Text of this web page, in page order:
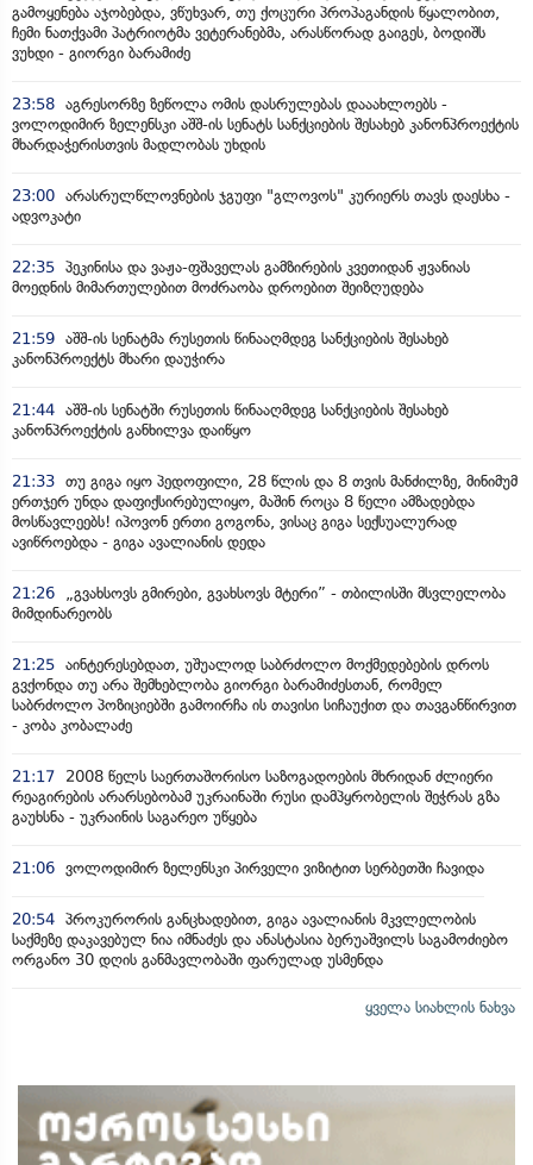
გამოყენება აჯობებდა, ვწუხვარ, თუ ქოცური პროპაგანდის წყალობით,
ჩემი ნათქვამი პატრიოტმა ვეტერანებმა, არასწორად გაიგეს, ბოდიშს
ვუხდი - გიორგი ბარამიძე
23:58 აგრესორზე ზეწოლა ომის დასრულებას დააახლოებს -
ვოლოდიმირ ზელენსკი აშშ-ის სენატს სანქციების შესახებ კანონპროექტის
მხარდაჭერისთვის მადლობას უხდის
23:00 არასრულწლოვნების ჯგუფი "გლოვოს" კურიერს თავს დაესხა -
ადვოკატი
22:35 პეკინისა და ვაჟა-ფშაველას გამზირების კვეთიდან ჟვანიას
მოედნის მიმართულებით მოძრაობა დროებით შეიზღუდება
21:59 აშშ-ის სენატმა რუსეთის წინააღმდეგ სანქციების შესახებ
კანონპროექტს მხარი დაუჭირა
21:44 აშშ-ის სენატში რუსეთის წინააღმდეგ სანქციების შესახებ
კანონპროექტის განხილვა დაიწყო
21:33 თუ გიგა იყო პედოფილი, 28 წლის და 8 თვის მანძილზე, მინიმუმ
ერთჯერ უნდა დაფიქსირებულიყო, მაშინ როცა 8 წელი ამზადებდა
მოსწავლეებს! იპოვონ ერთი გოგონა, ვისაც გიგა სექსუალურად
ავიწროებდა - გიგა ავალიანის დედა
21:26
„გვახსოვს გმირები, გვახსოვს მტერი” - თბილისში მსვლელობა
მიმდინარეობს
21:25 აინტერესებდათ, უშუალოდ საბრძოლო მოქმედებების დროს
გვქონდა თუ არა შემხებლობა გიორგი ბარამიძესთან, რომელ
საბრძოლო პოზიციებში გამოირჩა ის თავისი სიჩაუქით და თავგანწირვით
- კობა კობალაძე
21:17
2008 წელს საერთაშორისო საზოგადოების მხრიდან ძლიერი
რეაგირების არარსებობამ უკრაინაში რუსი დამპყრობელის შეჭრას გზა
გაუხსნა - უკრაინის საგარეო უწყება
21:06 ვოლოდიმირ ზელენსკი პირველი ვიზიტით სერბეთში ჩავიდა
20:54 პროკურორის განცხადებით, გიგა ავალიანის მკვლელობის
საქმეზე დაკავებულ ნია იმნაძეს და ანასტასია ბერუაშვილს საგამოძიებო
ორგანო 30 დღის განმავლობაში ფარულად უსმენდა
ყველა სიახლის ნახვა